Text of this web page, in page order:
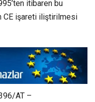
itibaren bu
CE işareti iliştirilmesi
AT –